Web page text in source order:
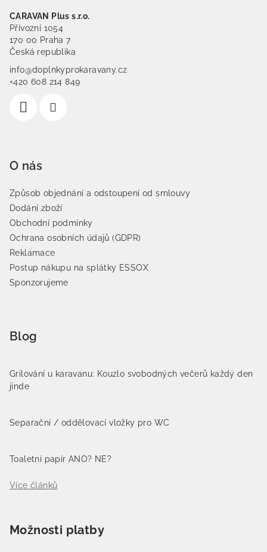
CARAVAN Plus s.r.o.
Přívozní 1054
170 00 Praha 7
Česká republika
info@doplnkyprokaravany.cz
+420 608 214 849
O nás
Způsob objednání a odstoupení od smlouvy
Dodání zboží
Obchodní podmínky
Ochrana osobních údajů (GDPR)
Reklamace
Postup nákupu na splátky ESSOX
Sponzorujeme
Blog
Grilování u karavanu: Kouzlo svobodných večerů každý den
jinde
Separační / oddělovací vložky pro WC
Toaletní papír ANO? NE?
Více článků
Možnosti platby